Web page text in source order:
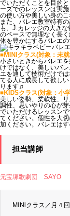
でいただくことを目的
ーズでのレッスンは実
の使い方や美しい身の
また、バレエ教室特有
も、J.カレッジの大き
のペースで無理なく長
体を豊かにするバレエ
■MINIクラス(対象：未
小さいときからバレエ
けではなく、美しいバ
エを通して技術だけで
てる人に成長して欲し
ります♫
■KIDSクラス(対象：小
美しい姿勢、柔軟性、
調性、思いやりの心が
でいただけるレッスン
てください。個性を大
加ください。バレエは
担当講師
元宝塚歌劇団 SAYO
MINIクラス／月４回